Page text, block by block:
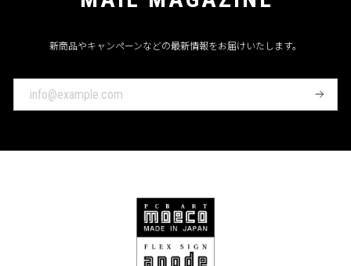
新商品やキャンペーンなどの最新情報をお届けいたします。
登